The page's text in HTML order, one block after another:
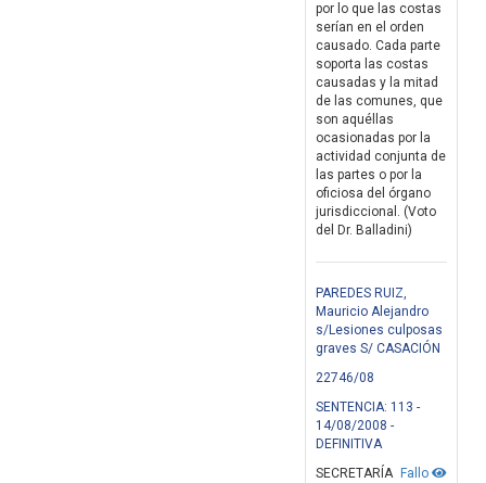
por lo que las costas
serían en el orden
causado. Cada parte
soporta las costas
causadas y la mitad
de las comunes, que
son aquéllas
ocasionadas por la
actividad conjunta de
las partes o por la
oficiosa del órgano
jurisdiccional. (Voto
del Dr. Balladini)
PAREDES RUIZ,
Mauricio Alejandro
s/Lesiones culposas
graves S/ CASACIÓN
22746/08
SENTENCIA: 113 -
14/08/2008 -
DEFINITIVA
Fallo
SECRETARÍA